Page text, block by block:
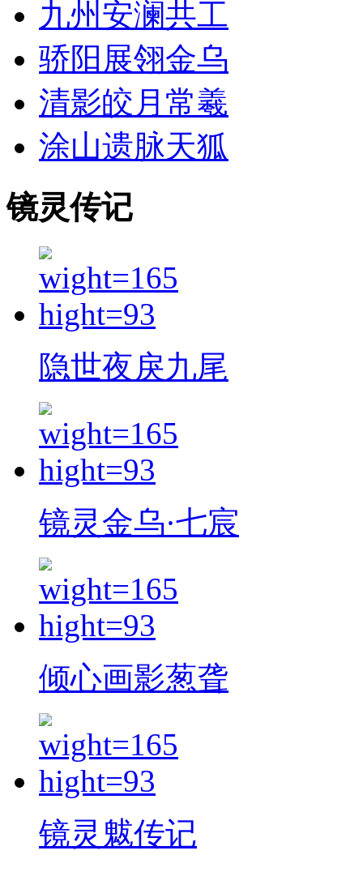
九州安澜共工
骄阳展翎金乌
清影皎月常羲
涂山遗脉天狐
镜灵传记
隐世夜戾九尾
镜灵金乌·七宸
倾心画影葱聋
镜灵魃传记